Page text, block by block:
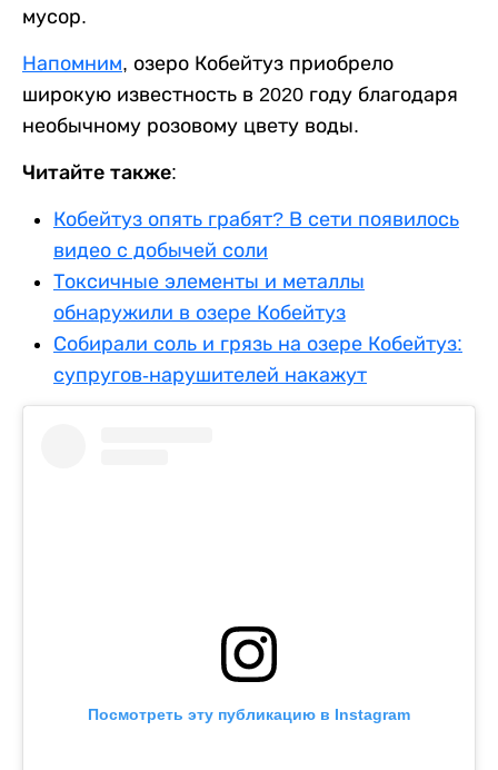
мусор.
Напомним, озеро Кобейтуз приобрело
широкую известность в 2020 году благодаря
необычному розовому цвету воды.
Читайте также:
Кобейтуз опять грабят? В сети появилось
видео с добычей соли
Токсичные элементы и металлы
обнаружили в озере Кобейтуз
Собирали соль и грязь на озере Кобейтуз:
супругов-нарушителей накажут
Посмотреть эту публикацию в Instagram